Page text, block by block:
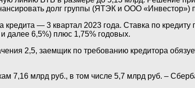
долг группы (ЯТЭК и ООО «Инвестор»)
— 3 квартал 2023 года. Ставка по
далее 6,5%) плюс 1,75% годовых.
2,5, заемщик по требованию кредитора
7,16 млрд руб., в том числе 5,7 млрд руб. –